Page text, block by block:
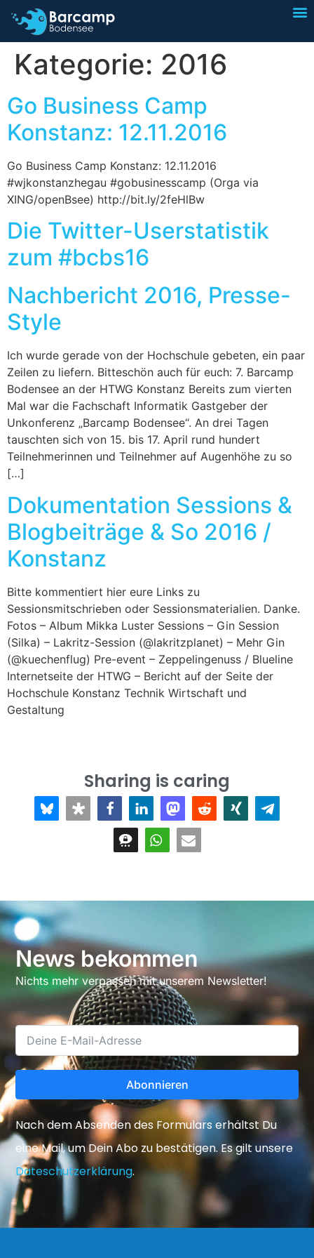
Kategorie: 2016
Go Business Camp
Konstanz: 12.11.2016
Go Business Camp Konstanz: 12.11.2016
#wjkonstanzhegau #gobusinesscamp (Orga via
XING/openBsee) http://bit.ly/2feHlBw
Die Twitter-Userstatistik
zum #bcbs16
Nachbericht 2016, Presse-
Style
Ich wurde gerade von der Hochschule gebeten, ein paar
Zeilen zu liefern. Bitteschön auch für euch: 7. Barcamp
Bodensee an der HTWG Konstanz Bereits zum vierten
Mal war die Fachschaft Informatik Gastgeber der
Unkonferenz „Barcamp Bodensee“. An drei Tagen
tauschten sich von 15. bis 17. April rund hundert
Teilnehmerinnen und Teilnehmer auf Augenhöhe zu so
[…]
Dokumentation Sessions &
Blogbeiträge & So 2016 /
Konstanz
Bitte kommentiert hier eure Links zu
Sessionsmitschrieben oder Sessionsmaterialien. Danke.
Fotos – Album Mikka Luster Sessions – Gin Session
(Silka) – Lakritz-Session (@lakritzplanet) – Mehr Gin
(@kuechenflug) Pre-event – Zeppelingenuss / Blueline
Internetseite der HTWG – Bericht auf der Seite der
Hochschule Konstanz Technik Wirtschaft und
Gestaltung
Sharing is caring
News bekommen
Nichts mehr verpassen mit unserem Newsletter!
Abonnieren
Nach dem Absenden des Formulars erhältst Du
eine Mail, um Dein Abo zu bestätigen. Es gilt unsere
Dateschutzerklärung.